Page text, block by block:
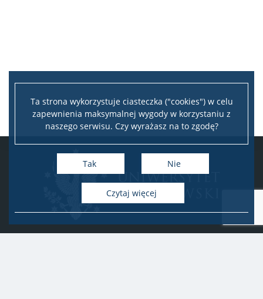
Ta strona wykorzystuje ciasteczka ("cookies") w celu
zapewnienia maksymalnej wygody w korzystaniu z
naszego serwisu. Czy wyrażasz na to zgodę?
Tak Nie
Czytaj więcej